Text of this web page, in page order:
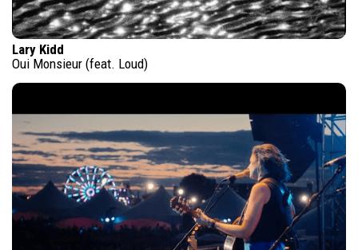
Lary Kidd
Oui Monsieur (feat. Loud)